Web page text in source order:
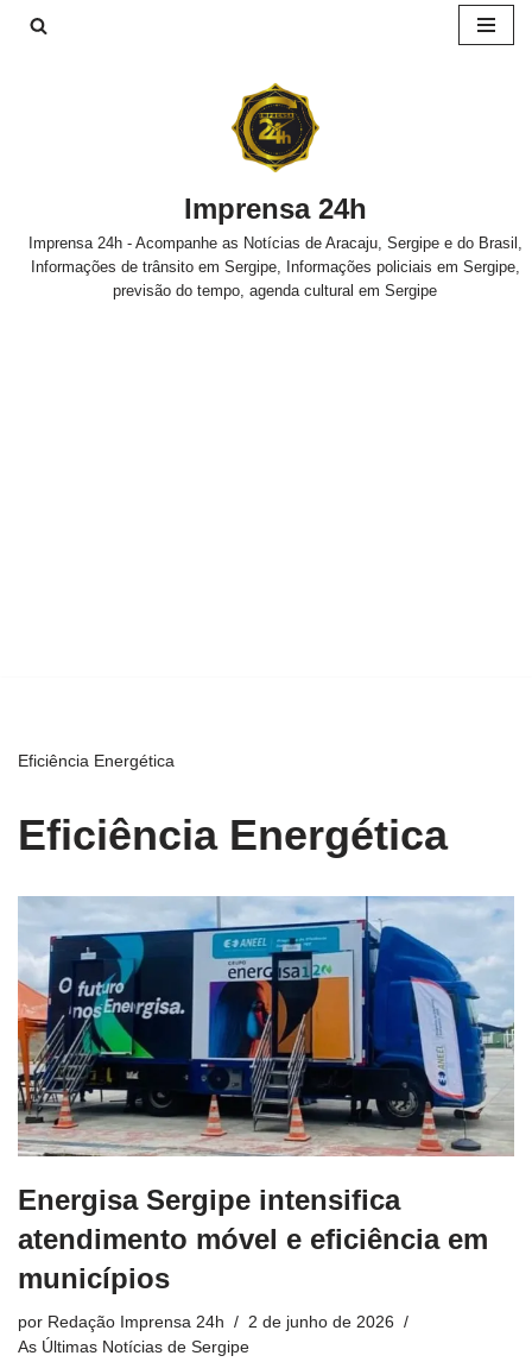
Imprensa 24h
Imprensa 24h - Acompanhe as Notícias de Aracaju, Sergipe e do Brasil,
Informações de trânsito em Sergipe, Informações policiais em Sergipe,
previsão do tempo, agenda cultural em Sergipe
Eficiência Energética
Eficiência Energética
Energisa Sergipe intensifica
atendimento móvel e eficiência em
municípios
por Redação Imprensa 24h
2 de junho de 2026
As Últimas Notícias de Sergipe